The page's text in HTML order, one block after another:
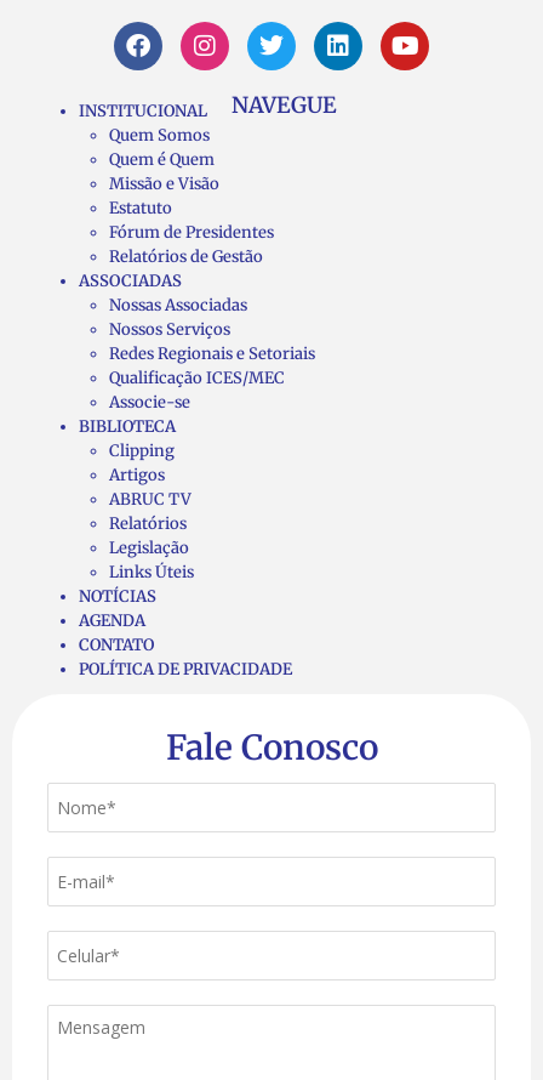
NAVEGUE
INSTITUCIONAL
Quem Somos
Quem é Quem
Missão e Visão
Estatuto
Fórum de Presidentes
Relatórios de Gestão
ASSOCIADAS
Nossas Associadas
Nossos Serviços
Redes Regionais e Setoriais
Qualificação ICES/MEC
Associe-se
BIBLIOTECA
Clipping
Artigos
ABRUC TV
Relatórios
Legislação
Links Úteis
NOTÍCIAS
AGENDA
CONTATO
POLÍTICA DE PRIVACIDADE
Fale Conosco